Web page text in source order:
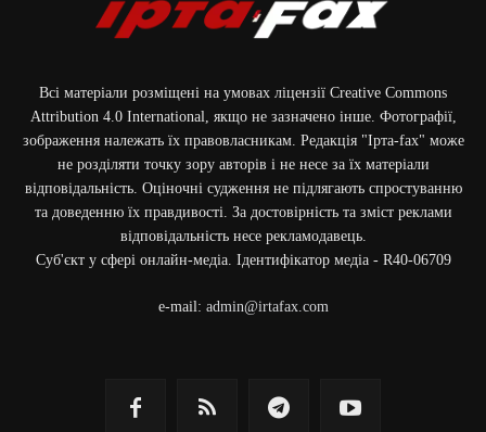
Всі матеріали розміщені на умовах ліцензії Creative Commons
Attribution 4.0 International, якщо не зазначено інше. Фотографії,
зображення належать їх правовласникам. Редакція "Ірта-fax" може
не розділяти точку зору авторів і не несе за їх матеріали
відповідальність. Оціночні судження не підлягають спростуванню
та доведенню їх правдивості. За достовірність та зміст реклами
відповідальність несе рекламодавець.
Cуб'єкт у сфері онлайн-медіа. Ідентифікатор медіа - R40-06709
e-mail: admin@irtafax.com